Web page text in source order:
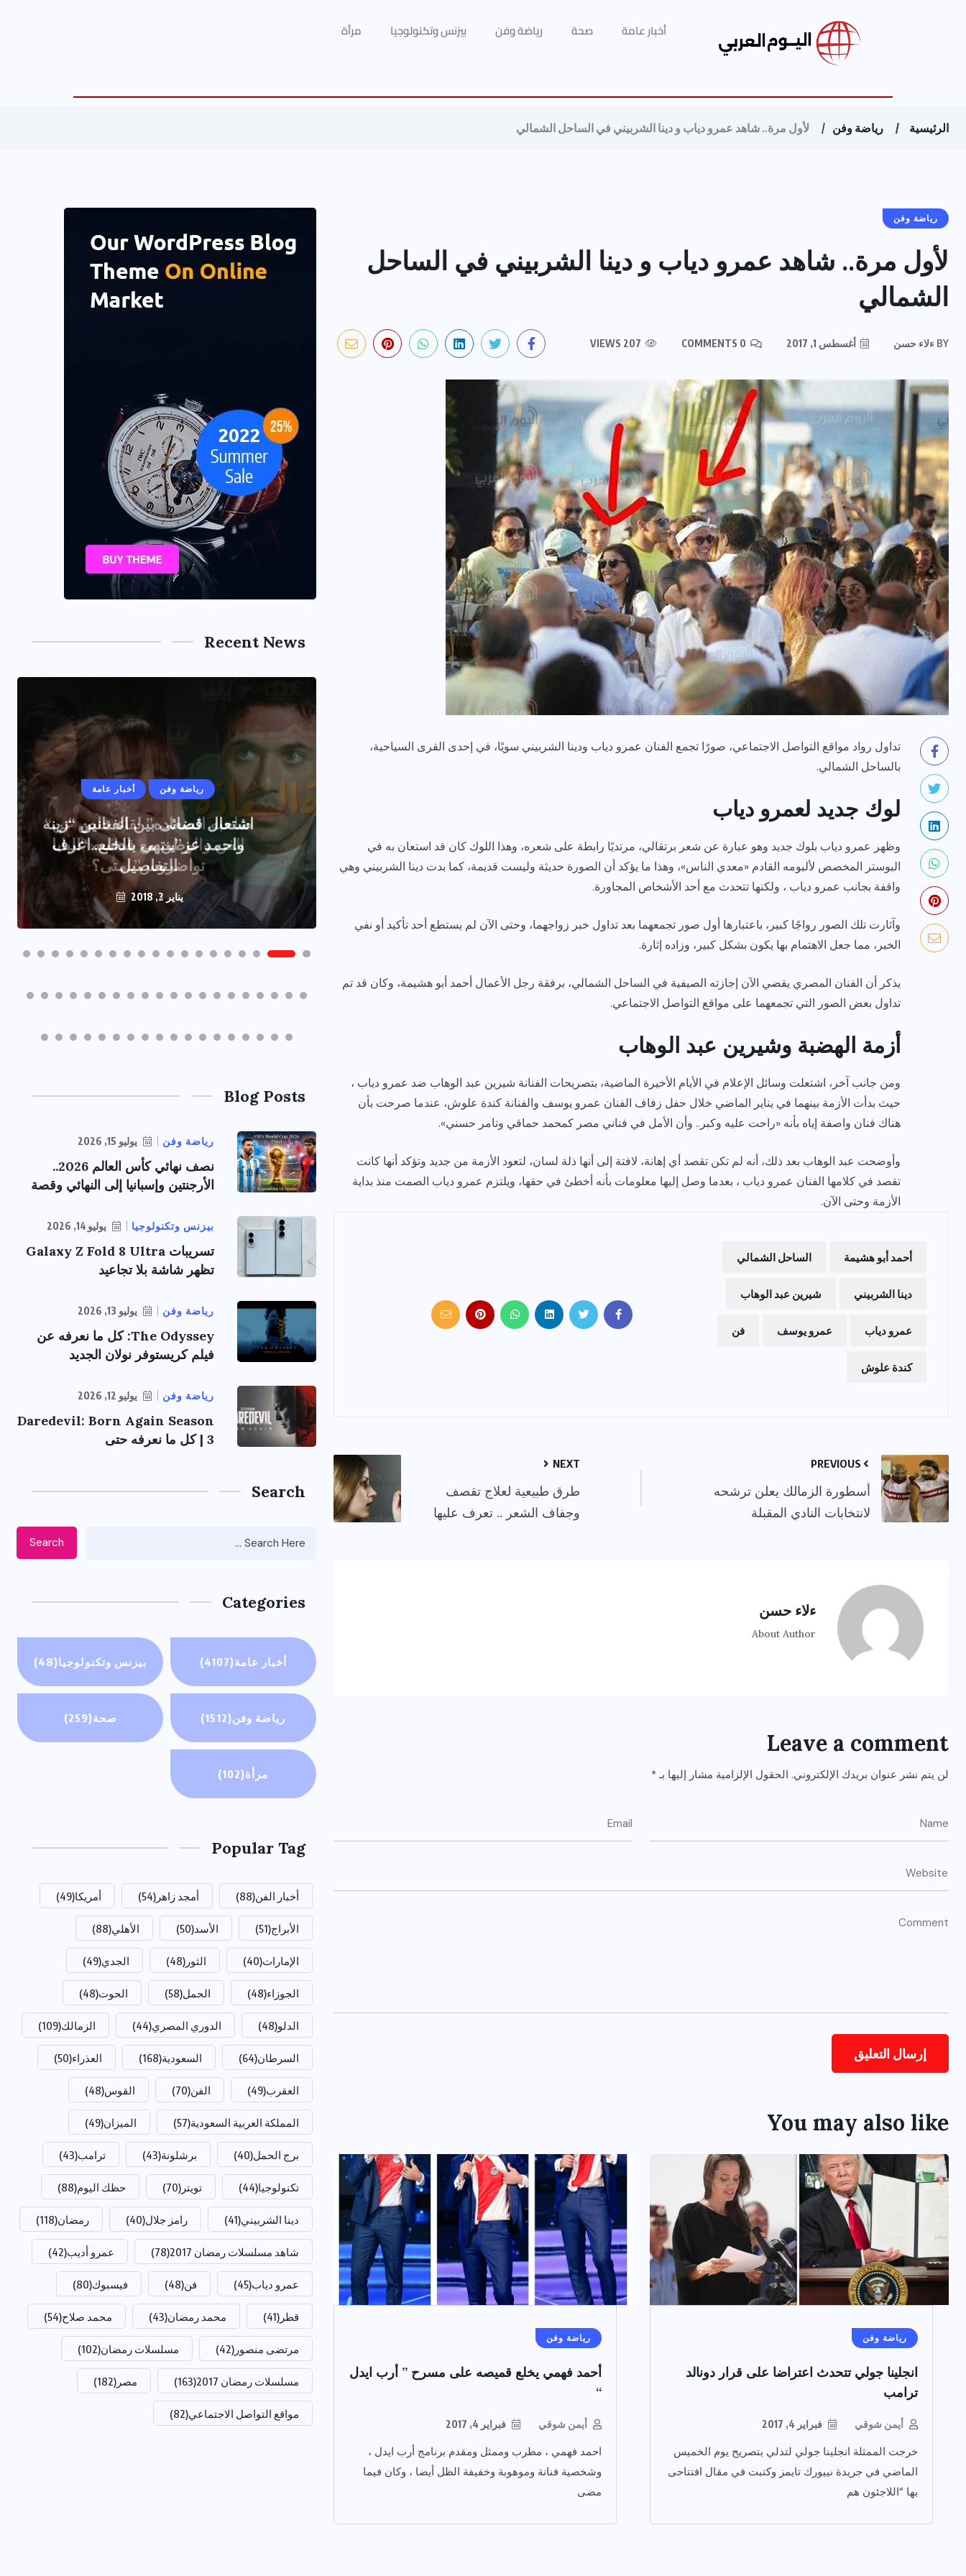
أخبار عامة صحة رياضة وفن بيزنس وتكنولوجيا مرأة
الرئيسية رياضة وفن لأول مرة.. شاهد عمرو دياب و دينا الشربيني في الساحل الشمالي
رياضة وفن
لأول مرة.. شاهد عمرو دياب و دينا الشربيني في الساحل
الشمالي
BY ءلاء حسن أغسطس 1, 2017
تداول رواد مواقع التواصل الاجتماعي، صورًا تجمع الفنان عمرو دياب ودينا الشربيني سويًا، في إحدى القرى السياحية،
بالساحل الشمالي.
لوك جديد لعمرو دياب
وظهر عمرو دياب بلوك جديد وهو عبارة عن شعر برتقالي، مرتديًا رابطة على شعره، وهذا اللوك كان قد استعان به في
البوستر المخصص لألبومه القادم «معدي الناس»، وهذا ما يؤكد أن الصورة حديثة وليست قديمة، كما بدت دينا الشربيني وهي
واقفة بجانب عمرو دياب ، ولكنها تتحدث مع أحد الأشخاص المجاورة.
وآثارت تلك الصور رواجًا كبير، باعتبارها أول صور تجمعهما بعد تداول خبر زواجهما، وحتى الآن لم يستطع أحد تأكيد أو نفي
الخبر، مما جعل الاهتمام بها يكون بشكل كبير، وزاده إثارة.
يذكر أن الفنان المصري يقضي الآن إجازته الصيفية في الساحل الشمالي، برفقة رجل الأعمال أحمد أبو هشيمة، وكان قد تم
تداول بعض الصور التي تجمعهما على مواقع التواصل الاجتماعي.
أزمة الهضبة وشيرين عبد الوهاب
ومن جانب آخر، اشتعلت وسائل الإعلام في الأيام الأخيرة الماضية، بتصريحات الفنانة شيرين عبد الوهاب ضد عمرو دياب ،
حيث بدأت الأزمة بينهما في يناير الماضي خلال حفل زفاف الفنان عمرو يوسف والفنانة كندة علوش، عندما صرحت بأن
هناك فنان واصفة إياه بأنه «راحت عليه وكبر.. وأن الأمل في فناني مصر كمحمد حماقي وتامر حسني».
وأوضحت عبد الوهاب بعد ذلك، أنه لم تكن تقصد أي إهانة، لافتة إلى أنها ذلة لسان، لتعود الأزمة من جديد وتؤكد أنها كانت
تقصد في كلامها الفنان عمرو دياب ، بعدما وصل إليها معلومات بأنه أخطئ في حقها، ويلتزم عمرو دياب الصمت منذ بداية
الأزمة وحتى الآن.
أحمد أبو هشيمة الساحل الشمالي
دينا الشربيني شيرين عبد الوهاب
عمرو دياب عمرو يوسف فن
كندة علوش
أسطورة الزمالك يعلن ترشحه
لانتخابات النادي المقبلة
NEXT
طرق طبيعية لعلاج تقصف
وجفاف الشعر .. تعرف عليها
ءلاء حسن
About Author
Leave a comment
لن يتم نشر عنوان بريدك الإلكتروني. الحقول الإلزامية مشار إليها بـ *
You may also like
رياضة وفن
انجلينا جولي تتحدث اعتراضا على قرار دونالد
ترامب
أيمن شوقي فبراير 4, 2017
خرجت الممثلة انجلينا جولي لتدلي بتصريح يوم الخميس
الماضي في جريدة نييورك تايمز وكتبت في مقال افتتاحى
بها “اللاجئون هم
رياضة وفن
أحمد فهمي يخلع قميصه على مسرح ” أرب ايدل
“
أيمن شوقي فبراير 4, 2017
احمد فهمي ، مطرب وممثل ومقدم برنامج أرب ايدل ،
وشخصية فنانة وموهوبة وخفيفة الظل أيضا ، وكان فيما
مضى
Recent News
أخبار عامة رياضة وفن
اشتعال قضائى بين الفنانين “زينه
واحمد عز”ينتهى بالخلع..اعرف
التفاصيل
يناير 2, 2018
مع صاحبه السعاده واعلان
اعتزالها الفن
رصد اهم تصاريحات
الفنانه”شيرين رضا” مع سمر
يسرى..فما هى؟
ديسمبر 23, 2017
Blog Posts
رياضة وفن يوليو 15, 2026
نصف نهائي كأس العالم 2026..
الأرجنتين وإسبانيا إلى النهائي وقصة
بيزنس وتكنولوجيا يوليو 14, 2026
تسريبات Galaxy Z Fold 8 Ultra
تظهر شاشة بلا تجاعيد
رياضة وفن يوليو 13, 2026
The Odyssey: كل ما نعرفه عن
فيلم كريستوفر نولان الجديد
رياضة وفن يوليو 12, 2026
Daredevil: Born Again Season
3 | كل ما نعرفه حتى
Search
Search
Categories
أخبار عامة(4107) بيزنس وتكنولوجيا(48)
رياضة وفن(1512) صحة(259)
مرأة(102)
Popular Tag
أخبار الفن(88) أمجد زاهر (54) أمريكا(49)
الأبراج(51) الأسد(50) الأهلي(88)
الإمارات(40) الثور (48) الجدي(49)
الجوزاء(48) الحمل(58) الحوت(48)
الدلو(48) الدوري المصري(44) الزمالك(109)
السرطان(64) السعودية(168) العذراء(50)
العقرب(49) الفن(70) القوس(48)
المملكة العربية السعودية(57) الميزان(49)
برج الحمل(40) برشلونة(43) ترامب(43)
تكنولوجيا(44) تويتر (70) حظك اليوم(88)
دينا الشربيني(41) رامز جلال(40) رمضان(118)
شاهد مسلسلات رمضان 2017 (78) عمرو أديب(42)
عمرو دياب(45) فن(48) فيسبوك(80)
قطر (41) محمد رمضان(43) محمد صلاح(54)
مرتضى منصور (42) مسلسلات رمضان(102)
مسلسلات رمضان 2017 (163) مصر (182)
مواقع التواصل الاجتماعي(82)